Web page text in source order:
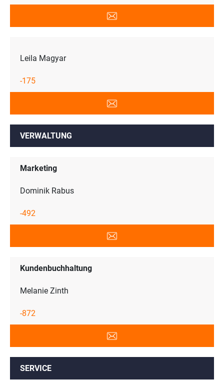
Leila Magyar
-175
VERWALTUNG
Marketing
Dominik Rabus
-492
Kundenbuchhaltung
Melanie Zinth
-872
SERVICE